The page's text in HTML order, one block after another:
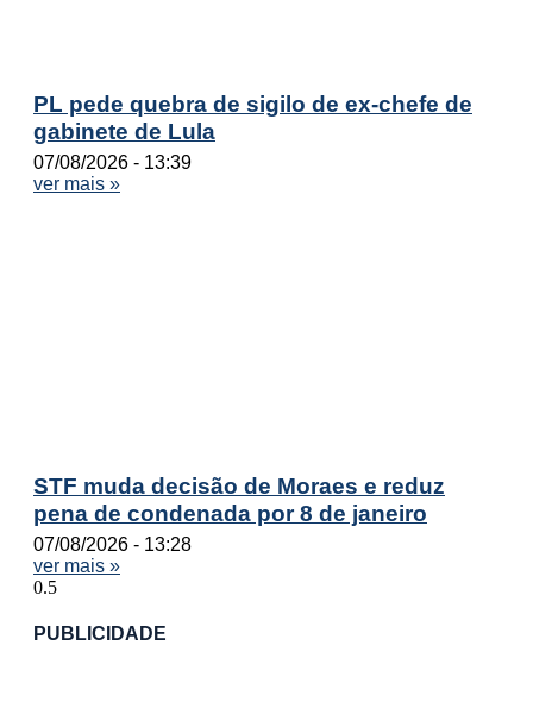
PL pede quebra de sigilo de ex-chefe de
gabinete de Lula
07/08/2026
13:39
ver mais »
STF muda decisão de Moraes e reduz
pena de condenada por 8 de janeiro
07/08/2026
13:28
ver mais »
PUBLICIDADE